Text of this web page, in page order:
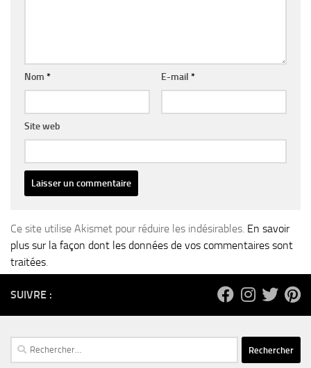
Nom * E-mail *
Site web
Ce site utilise Akismet pour réduire les indésirables. En savoir
plus sur la façon dont les données de vos commentaires sont
traitées.
SUIVRE :
Rechercher :